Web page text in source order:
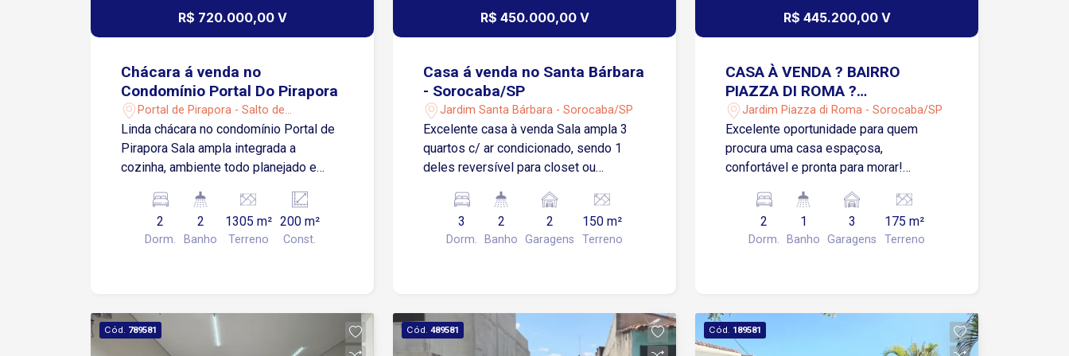
R$ 720.000,00 V
Chácara á venda no
Condomínio Portal Do Pirapora
Portal de Pirapora - Salto de
Pirapora/SP
Linda chácara no condomínio Portal de
Pirapora Sala ampla integrada a
cozinha, ambiente todo planejado e
condicionado. 2 banheiros. Casa toda
varandada, c/ espaço gourmet, (com
armário, geladeira). 1 banheiro externo.
PERMUTA POR APARTAMENTO DE
MENOR VALOR NA ZONAL SUL OU
2
Dorm.
2
Banho
1305 m²
Terreno
200 m²
Const.
R$ 450.000,00 V
Casa á venda no Santa Bárbara
- Sorocaba/SP
Jardim Santa Bárbara - Sorocaba/SP
Excelente casa à venda Sala ampla 3
quartos c/ ar condicionado, sendo 1
deles reversível para closet ou
armário 1 banheiro Garagem p/ 2 carros,
coberta c/ portão automatizado Quintal
c/ lavanderia, despensa e 1 banheiro.
3
Dorm.
2
Banho
2
Garagens
150 m²
Terreno
R$ 445.200,00 V
CASA À VENDA ? BAIRRO
PIAZZA DI ROMA ?
SOROCABA/SP
Jardim Piazza di Roma - Sorocaba/SP
Excelente oportunidade para quem
procura uma casa espaçosa,
confortável e pronta para morar!
banheiro + 1 lavabo Sala ampla Cozinha
3 vagas de garagem Terreno de 175 m²
160 m² de área construída Localizada
da cidade.
2
Dorm.
1
Banho
3
Garagens
175 m²
Terreno
Cód. 789581 Cód. 489581 Cód. 189581